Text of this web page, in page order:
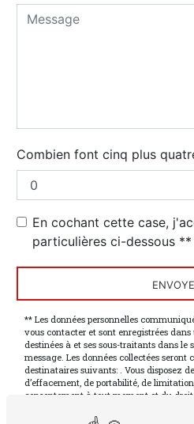
Combien font cinq plus
En cochant cette case,
particulières ci-dessous **
** Les données personnelles
vous contacter et sont enregistrées
destinées à et ses sous-traitants dans le
message. Les données collectées
destinataires suivants: . Vous disposez
d’effacement, de portabilité, de
consentement à tout moment et du
auprès d’une autorité de contrôle, ainsi
données post-mortem. Vous pouvez